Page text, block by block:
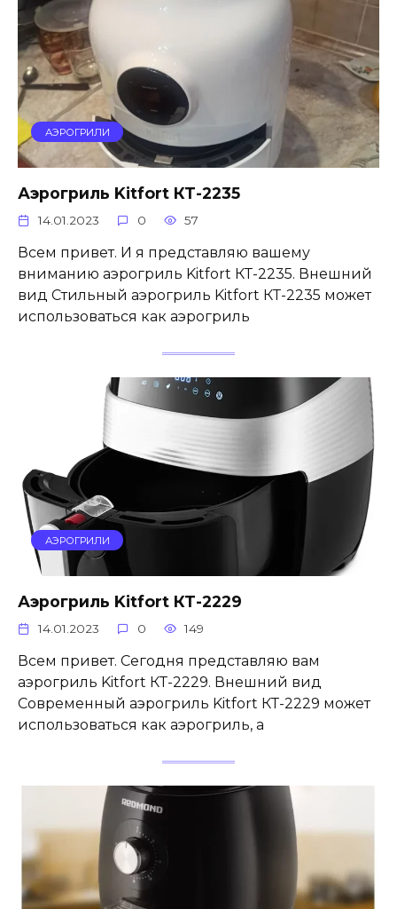
АЭРОГРИЛИ
Аэрогриль Kitfort КТ-2235
14.01.2023 0 57
Всем привет. И я представляю вашему
вниманию аэрогриль Kitfort КТ-2235. Внешний
вид Стильный аэрогриль Kitfort КТ-2235 может
использоваться как аэрогриль
АЭРОГРИЛИ
Аэрогриль Kitfort КТ-2229
14.01.2023 0 149
Всем привет. Сегодня представляю вам
аэрогриль Kitfort КТ-2229. Внешний вид
Современный аэрогриль Kitfort КТ-2229 может
использоваться как аэрогриль, а